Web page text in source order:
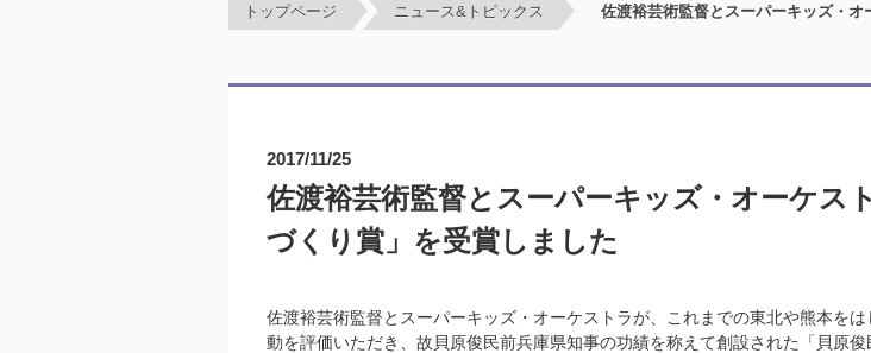
トップページ ニュース&トピックス 佐渡裕芸術監督とスーパーキッズ・
2017/11/25
佐渡裕芸術監督とスーパーキッズ・オーケス
づくり賞」を受賞しました
佐渡裕芸術監督とスーパーキッズ・オーケストラが、これまでの東北や熊本を
動を評価いただき、故貝原俊民前兵庫県知事の功績を称えて創設された「貝原